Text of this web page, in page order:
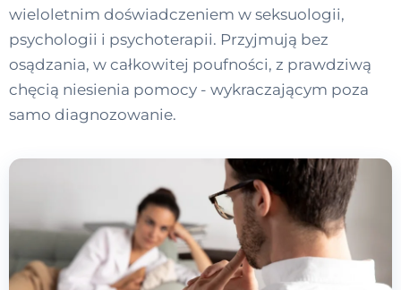
wieloletnim doświadczeniem w seksuologii,
psychologii i psychoterapii. Przyjmują bez
osądzania, w całkowitej poufności, z prawdziwą
chęcią niesienia pomocy - wykraczającym poza
samo diagnozowanie.